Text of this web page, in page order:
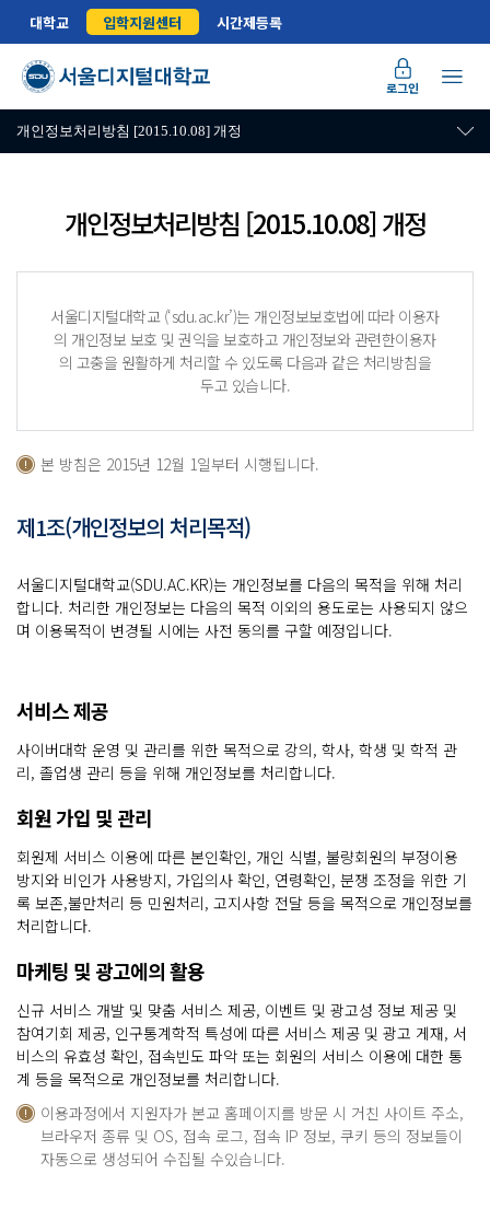
대학교 입학지원센터 시간제등록
로그인
개인정보처리방침 [2015.10.08] 개정
개인정보처리방침 [2015.10.08] 개정
서울디지털대학교 (‘sdu.ac.kr’)는 개인정보보호법에 따라 이용자
의 개인정보 보호 및 권익을 보호하고 개인정보와 관련한이용자
의 고충을 원활하게 처리할 수 있도록 다음과 같은 처리방침을
두고 있습니다.
본 방침은 2015년 12월 1일부터 시행됩니다.
제1조(개인정보의 처리목적)
서울디지털대학교(SDU.AC.KR)는 개인정보를 다음의 목적을 위해 처리
합니다. 처리한 개인정보는 다음의 목적 이외의 용도로는 사용되지 않으
며 이용목적이 변경될 시에는 사전 동의를 구할 예정입니다.
서비스 제공
사이버대학 운영 및 관리를 위한 목적으로 강의, 학사, 학생 및 학적 관
리, 졸업생 관리 등을 위해 개인정보를 처리합니다.
회원 가입 및 관리
회원제 서비스 이용에 따른 본인확인, 개인 식별, 불량회원의 부정이용
방지와 비인가 사용방지, 가입의사 확인, 연령확인, 분쟁 조정을 위한 기
록 보존,불만처리 등 민원처리, 고지사항 전달 등을 목적으로 개인정보를
처리합니다.
마케팅 및 광고에의 활용
신규 서비스 개발 및 맞춤 서비스 제공, 이벤트 및 광고성 정보 제공 및
참여기회 제공, 인구통계학적 특성에 따른 서비스 제공 및 광고 게재, 서
비스의 유효성 확인, 접속빈도 파악 또는 회원의 서비스 이용에 대한 통
계 등을 목적으로 개인정보를 처리합니다.
이용과정에서 지원자가 본교 홈페이지를 방문 시 거친 사이트 주소,
브라우저 종류 및 OS, 접속 로그, 접속 IP 정보, 쿠키 등의 정보들이
자동으로 생성되어 수집될 수있습니다.